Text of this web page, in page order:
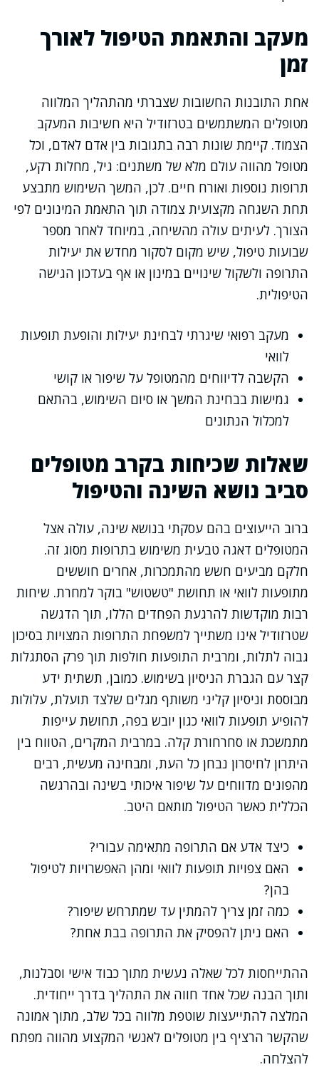
מעקב והתאמת הטיפול לאורך
זמן
אחת התובנות החשובות שצברתי מהתהליך המלווה
מטופלים המשתמשים בטרזודיל היא חשיבות המעקב
הצמוד. קיימת שונות רבה בתגובות בין אדם לאדם, וכל
מטופל מהווה עולם מלא של משתנים: גיל, מחלות רקע,
תרופות נוספות ואורח חיים. לכן, המשך השימוש מתבצע
תחת השגחה מקצועית צמודה תוך התאמת המינונים לפי
הצורך. לעיתים עולה מהשיחה, במיוחד לאחר מספר
שבועות טיפול, שיש מקום לסקור מחדש את יעילות
התרופה ולשקול שינויים במינון או אף בעדכון הגישה
הטיפולית.
מעקב רפואי שיגרתי לבחינת יעילות והופעת תופעות
לוואי
הקשבה לדיווחים מהמטופל על שיפור או קושי
גמישות בבחינת המשך או סיום השימוש, בהתאם
למכלול הנתונים
שאלות שכיחות בקרב מטופלים
סביב נושא השינה והטיפול
ברוב הייעוצים בהם עסקתי בנושא שינה, עולה אצל
המטופלים דאגה טבעית משימוש בתרופות מסוג זה.
חלקם מביעים חשש מהתמכרות, אחרים חוששים
מתופעות לוואי או תחושת "טשטוש" בוקר למחרת. שיחות
רבות מוקדשות להרגעת הפחדים הללו, תוך הדגשה
שטרזודיל אינו משתייך למשפחת התרופות המצויות בסיכון
גבוה לתלות, ומרבית התופעות חולפות תוך פרק הסתגלות
קצר עם הגברת הניסיון בשימוש. כמובן, תשתית ידע
מבוססת וניסיון קליני משותף מגלים שלצד תועלת, עלולות
להופיע תופעות לוואי כגון יובש בפה, תחושת עייפות
מתמשכת או סחרחורת קלה. במרבית המקרים, הטווח בין
היתרון לחיסרון נבחן כל העת, ומבחינה מעשית, רבים
מהפונים מדווחים על שיפור איכותי בשינה ובהרגשה
הכללית כאשר הטיפול מותאם היטב.
כיצד אדע אם התרופה מתאימה עבורי?
האם צפויות תופעות לוואי ומהן האפשרויות לטיפול
בהן?
כמה זמן צריך להמתין עד שמתרחש שיפור?
האם ניתן להפסיק את התרופה בבת אחת?
ההתייחסות לכל שאלה נעשית מתוך כבוד אישי וסבלנות,
ותוך הבנה שכל אחד חווה את התהליך בדרך ייחודית.
המלצה להתייעצות שוטפת מלווה בכל שלב, מתוך אמונה
שהקשר הרציף בין מטופלים לאנשי המקצוע מהווה מפתח
להצלחה.